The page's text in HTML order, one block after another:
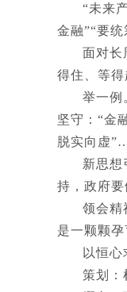
“未来
金融”“要
面对长
得住、等得
举一例
坚守：“金
脱实向虚
新思想
持，政府要
领会精
是一颗颗
以恒
策划：